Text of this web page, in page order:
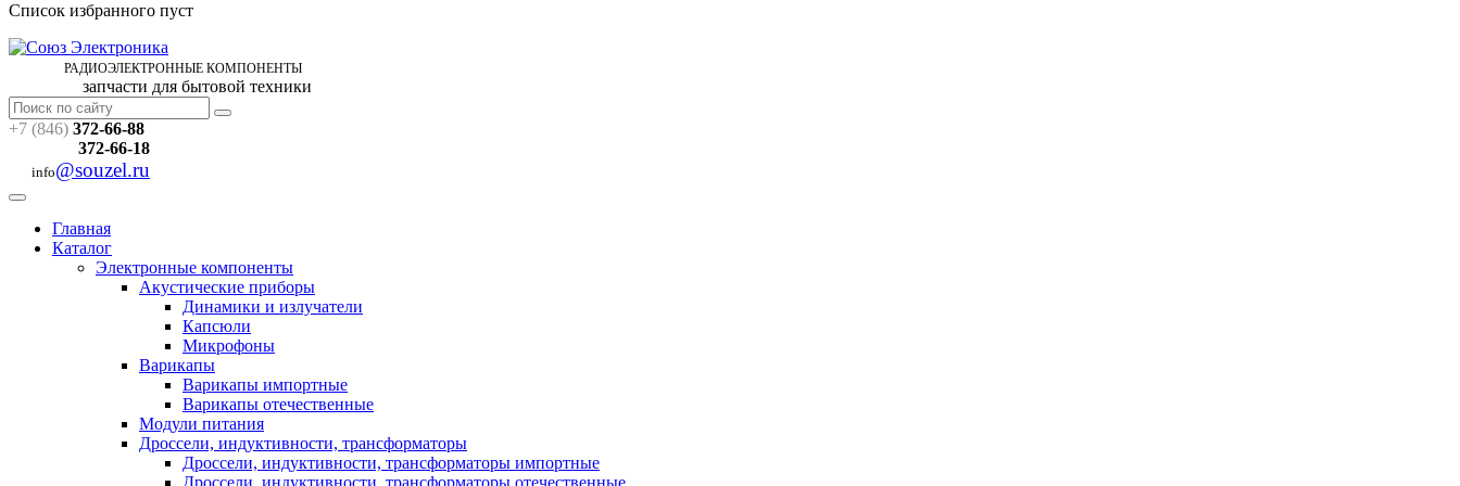
Список избранного пуст
РАДИОЭЛЕКТРОННЫЕ КОМПОНЕНТЫ
запчасти для бытовой техники
+7 (846) 372-66-88
372-66-18
info@souzel.ru
Главная
Каталог
Электронные компоненты
Акустические приборы
Динамики и излучатели
Капсюли
Микрофоны
Варикапы
Варикапы импортные
Варикапы отечественные
Модули питания
Дроссели, индуктивности, трансформаторы
Дроссели, индуктивности, трансформаторы импортные
Дроссели, индуктивности, трансформаторы отечественные